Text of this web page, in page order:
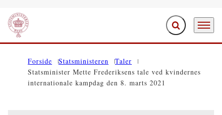
Gå til forsiden Fold søgefelt ud
Menu
Forside Statsministeren
Taler
Statsminister Mette Frederiksens tale ved kvindernes
internationale kampdag den 8. marts 2021